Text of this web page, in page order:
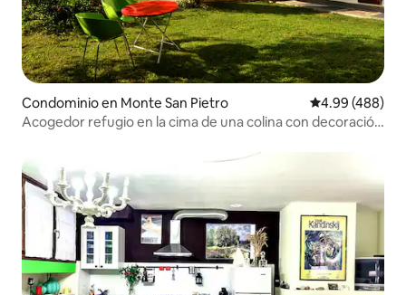
Condominio en Monte San Pietro Calificación
4.99 (488)
Acogedor refugio en la cima de una colina con decoración